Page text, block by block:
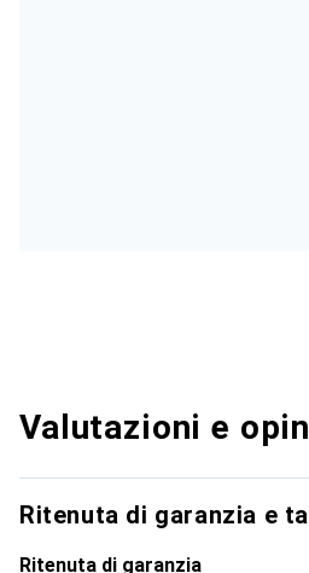
Valutazioni e
Ritenuta di garanzia e
Ritenuta di garanzia